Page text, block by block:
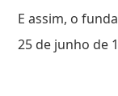
E assim, o
25 de junho de